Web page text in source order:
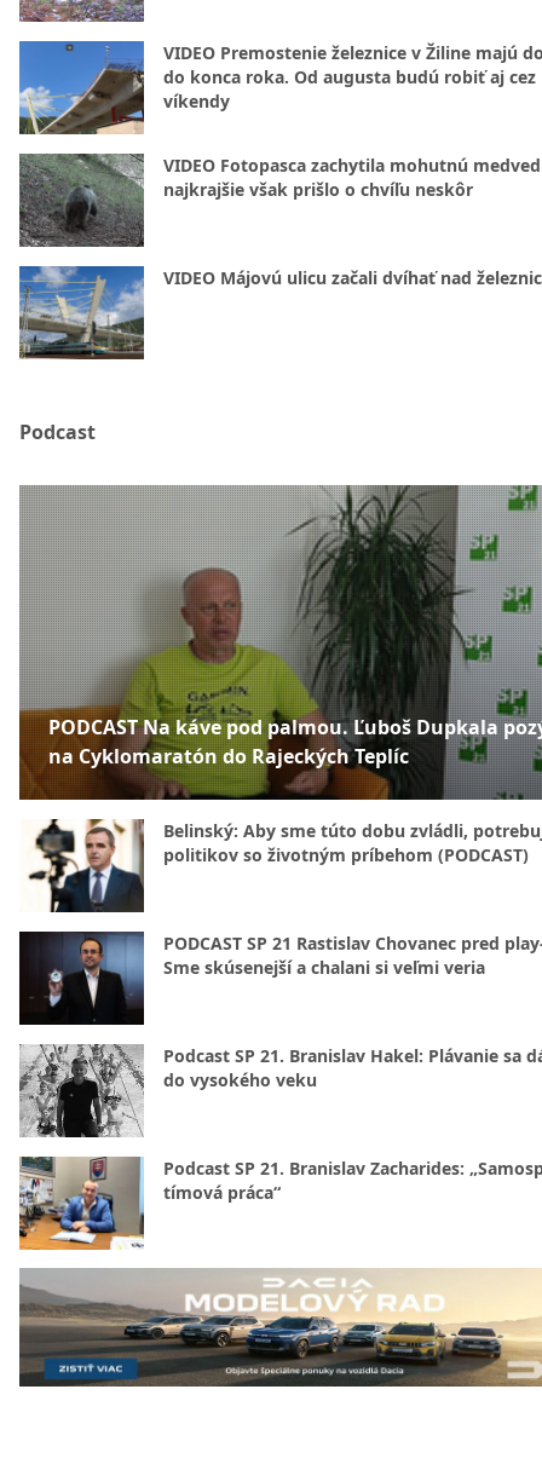
VIDEO Premostenie železnice v Žiline majú
do konca roka. Od augusta budú robiť aj cez
víkendy
VIDEO Fotopasca zachytila mohutnú
najkrajšie však prišlo o chvíľu neskôr
VIDEO Májovú ulicu začali dvíhať nad
Podcast
PODCAST Na káve pod palmou. Ľuboš Dupkala
na Cyklomaratón do Rajeckých Teplíc
Belinský: Aby sme túto dobu zvládli,
politikov so životným príbehom (PODCAST)
PODCAST SP 21 Rastislav Chovanec pred
Sme skúsenejší a chalani si veľmi veria
Podcast SP 21. Branislav Hakel: Plávanie sa
do vysokého veku
Podcast SP 21. Branislav Zacharides:
tímová práca“